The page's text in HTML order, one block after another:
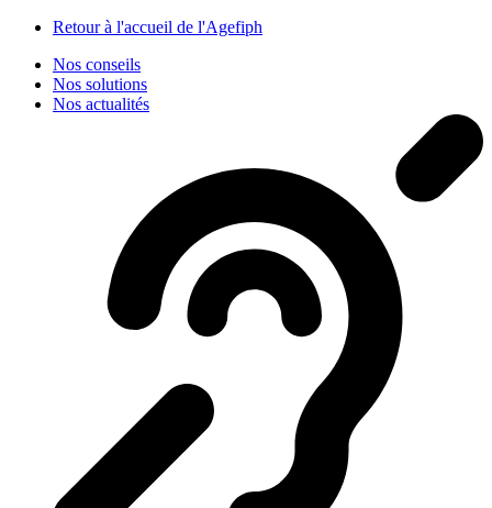
Retour à l'accueil de l'Agefiph
Nos conseils
Nos solutions
Nos actualités